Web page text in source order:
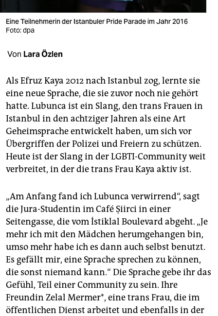
veranstaltungen
fragen & hilfe
unterstützen
abo
genossenschaft
epaper login
Eine Teilnehmerin der Istanbuler Pride Parade im Jahr 2016
Foto: dpa
Von Lara Özlen
Als Efruz Kaya 2012 nach Istanbul zog, lernte sie
eine neue Sprache, die sie zuvor noch nie gehört
hatte. Lubunca ist ein Slang, den trans Frauen in
Istanbul in den achtziger Jahren als eine Art
Geheimsprache entwickelt haben, um sich vor
Übergriffen der Polizei und Freiern zu schützen.
Heute ist der Slang in der LGBTI-Community weit
verbreitet, in der die trans Frau Kaya aktiv ist.
„Am Anfang fand ich Lubunca verwirrend“, sagt
die Jura-Studentin im Café Şiirci in einer
Seitengasse, die vom İstiklal Boulevard abgeht. „Je
mehr ich mit den Mädchen herumgehangen bin,
umso mehr habe ich es dann auch selbst benutzt.
Es gefällt mir, eine Sprache sprechen zu können,
die sonst niemand kann.“ Die Sprache gebe ihr das
Gefühl, Teil einer Community zu sein. Ihre
Freundin Zelal Mermer*, eine trans Frau, die im
öffentlichen Dienst arbeitet und ebenfalls in der